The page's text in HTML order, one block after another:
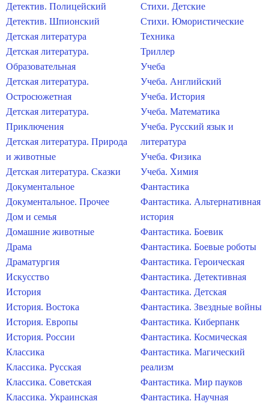
Детектив. Полицейский
Детектив. Шпионский
Детская литература
Детская литература.
Образовательная
Детская литература.
Остросюжетная
Детская литература.
Приключения
Детская литература. Природа
и животные
Детская литература. Сказки
Документальное
Документальное. Прочее
Дом и семья
Домашние животные
Драма
Драматургия
Искусство
История
История. Востока
История. Европы
История. России
Классика
Классика. Русская
Классика. Советская
Классика. Украинская
Стихи. Детские
Стихи. Юмористические
Техника
Триллер
Учеба
Учеба. Английский
Учеба. История
Учеба. Математика
Учеба. Русский язык и
литература
Учеба. Физика
Учеба. Химия
Фантастика
Фантастика. Альтернативная
история
Фантастика. Боевик
Фантастика. Боевые роботы
Фантастика. Героическая
Фантастика. Детективная
Фантастика. Детская
Фантастика. Звездные войны
Фантастика. Киберпанк
Фантастика. Космическая
Фантастика. Магический
реализм
Фантастика. Мир пауков
Фантастика. Научная